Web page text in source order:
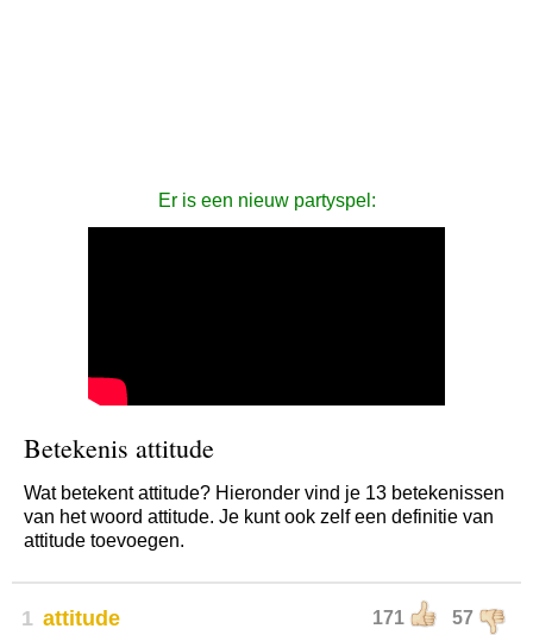
Er is een nieuw partyspel:
Betekenis attitude
Wat betekent attitude? Hieronder vind je 13 betekenissen
van het woord attitude. Je kunt ook zelf een definitie van
attitude toevoegen.
1 171 57
attitude